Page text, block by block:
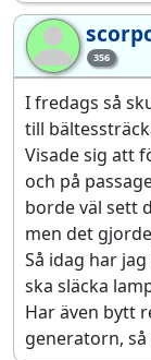
sc 356
I fredags så
till
Visade sig att
och på
borde väl sett
men det
Så idag har
ska släcka
Har även bytt
generatorn,